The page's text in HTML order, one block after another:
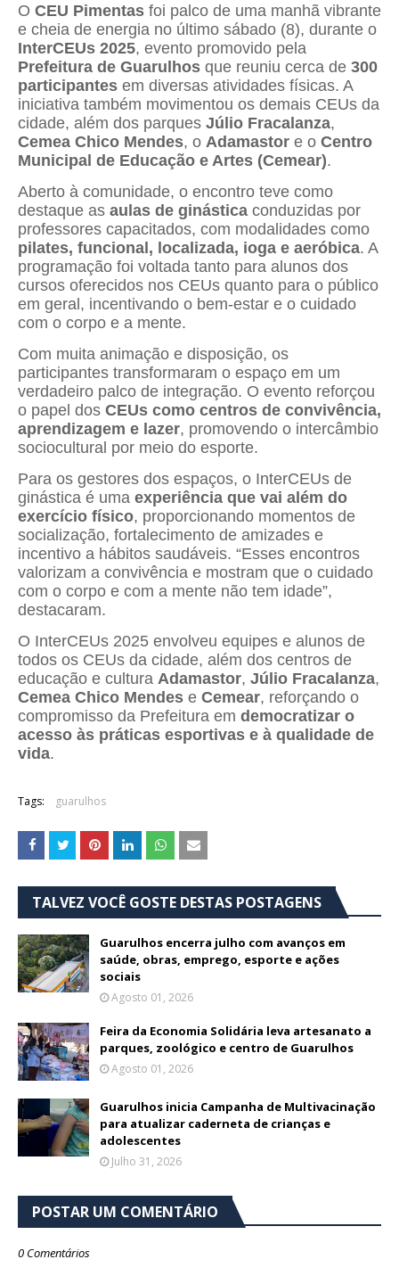
O CEU Pimentas foi palco de uma manhã vibrante
e cheia de energia no último sábado (8), durante o
InterCEUs 2025, evento promovido pela
Prefeitura de Guarulhos que reuniu cerca de 300
participantes em diversas atividades físicas. A
iniciativa também movimentou os demais CEUs da
cidade, além dos parques Júlio Fracalanza,
Cemea Chico Mendes, o Adamastor e o Centro
Municipal de Educação e Artes (Cemear).
Aberto à comunidade, o encontro teve como
destaque as aulas de ginástica conduzidas por
professores capacitados, com modalidades como
pilates, funcional, localizada, ioga e aeróbica. A
programação foi voltada tanto para alunos dos
cursos oferecidos nos CEUs quanto para o público
em geral, incentivando o bem-estar e o cuidado
com o corpo e a mente.
Com muita animação e disposição, os
participantes transformaram o espaço em um
verdadeiro palco de integração. O evento reforçou
o papel dos CEUs como centros de convivência,
aprendizagem e lazer, promovendo o intercâmbio
sociocultural por meio do esporte.
Para os gestores dos espaços, o InterCEUs de
ginástica é uma experiência que vai além do
exercício físico, proporcionando momentos de
socialização, fortalecimento de amizades e
incentivo a hábitos saudáveis. “Esses encontros
valorizam a convivência e mostram que o cuidado
com o corpo e com a mente não tem idade”,
destacaram.
O InterCEUs 2025 envolveu equipes e alunos de
todos os CEUs da cidade, além dos centros de
educação e cultura Adamastor, Júlio Fracalanza,
Cemea Chico Mendes e Cemear, reforçando o
compromisso da Prefeitura em democratizar o
acesso às práticas esportivas e à qualidade de
vida.
Tags: guarulhos
TALVEZ VOCÊ GOSTE DESTAS POSTAGENS
Guarulhos encerra julho com avanços em
saúde, obras, emprego, esporte e ações
sociais
Agosto 01, 2026
Feira da Economia Solidária leva artesanato a
parques, zoológico e centro de Guarulhos
Agosto 01, 2026
Guarulhos inicia Campanha de Multivacinação
para atualizar caderneta de crianças e
adolescentes
Julho 31, 2026
POSTAR UM COMENTÁRIO
0 Comentários